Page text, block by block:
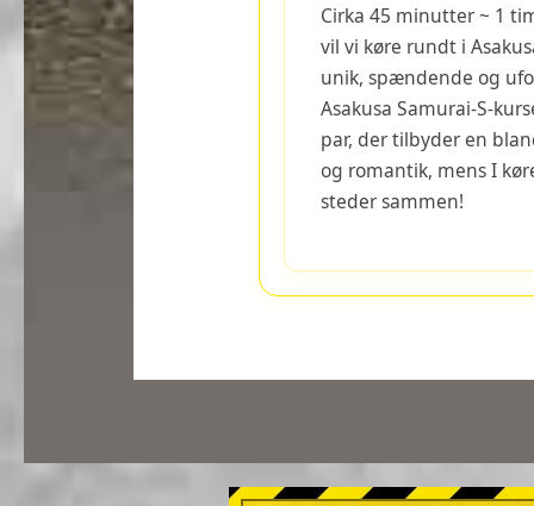
Cirka 45 minutter ~ 1
vil vi køre rundt i
unik, spændende og
Asakusa Samurai-S-
par, der tilbyder en
og romantik, mens I
steder sammen!